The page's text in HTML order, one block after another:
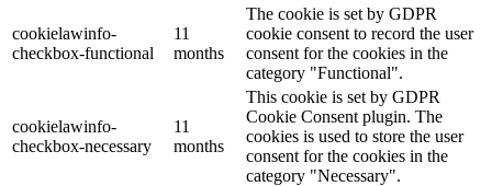
cookielawinfo-
checkbox-functional
11
months
The cookie is set by GDPR
cookie consent to record the user
consent for the cookies in the
category "Functional".
cookielawinfo-
checkbox-necessary
11
months
This cookie is set by GDPR
Cookie Consent plugin. The
cookies is used to store the user
consent for the cookies in the
category "Necessary".